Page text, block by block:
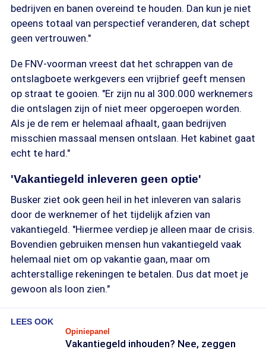
bedrijven en banen overeind te houden. Dan kun je niet
opeens totaal van perspectief veranderen, dat schept
geen vertrouwen."
De FNV-voorman vreest dat het schrappen van de
ontslagboete werkgevers een vrijbrief geeft mensen
op straat te gooien. "Er zijn nu al 300.000 werknemers
die ontslagen zijn of niet meer opgeroepen worden.
Als je de rem er helemaal afhaalt, gaan bedrijven
misschien massaal mensen ontslaan. Het kabinet gaat
echt te hard."
'Vakantiegeld inleveren geen optie'
Busker ziet ook geen heil in het inleveren van salaris
door de werknemer of het tijdelijk afzien van
vakantiegeld. "Hiermee verdiep je alleen maar de crisis.
Bovendien gebruiken mensen hun vakantiegeld vaak
helemaal niet om op vakantie gaan, maar om
achterstallige rekeningen te betalen. Dus dat moet je
gewoon als loon zien."
LEES OOK
Opiniepanel
Vakantiegeld inhouden? Nee, zeggen